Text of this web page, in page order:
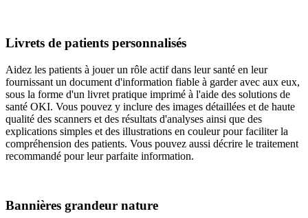
Livrets de patients personnalisés
Aidez les patients à jouer un rôle actif dans leur santé en leur
fournissant un document d'information fiable à garder avec aux eux,
sous la forme d'un livret pratique imprimé à l'aide des solutions de
santé OKI. Vous pouvez y inclure des images détaillées et de haute
qualité des scanners et des résultats d'analyses ainsi que des
explications simples et des illustrations en couleur pour faciliter la
compréhension des patients. Vous pouvez aussi décrire le traitement
recommandé pour leur parfaite information.
Bannières grandeur nature